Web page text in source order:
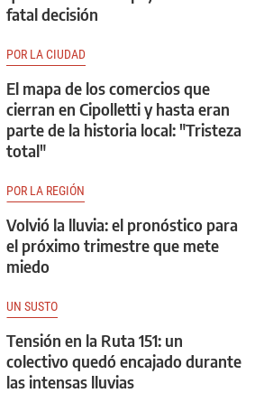
fatal decisión
POR LA CIUDAD
El mapa de los comercios que
cierran en Cipolletti y hasta eran
parte de la historia local: "Tristeza
total"
POR LA REGIÓN
Volvió la lluvia: el pronóstico para
el próximo trimestre que mete
miedo
UN SUSTO
Tensión en la Ruta 151: un
colectivo quedó encajado durante
las intensas lluvias